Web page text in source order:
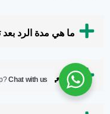
ما هي مدة الرد بعد
ما هي الاوراق
Chat with us